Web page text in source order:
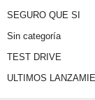
SEGURO QUE SI
Sin categoría
TEST DRIVE
ULTIMOS